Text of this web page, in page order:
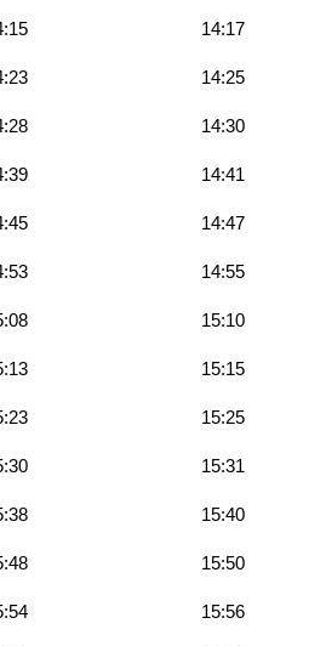
14:17
14:25
14:30
14:41
14:47
14:55
15:10
15:15
15:25
15:31
15:40
15:50
15:56